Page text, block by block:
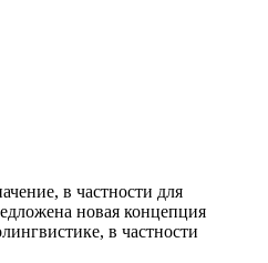
в частности для
новая концепция
в частности